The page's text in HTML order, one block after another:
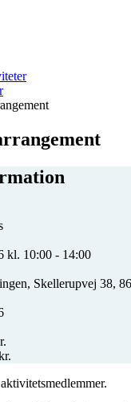
kl. 10:00 - 14:00
Skellerupvej 38,